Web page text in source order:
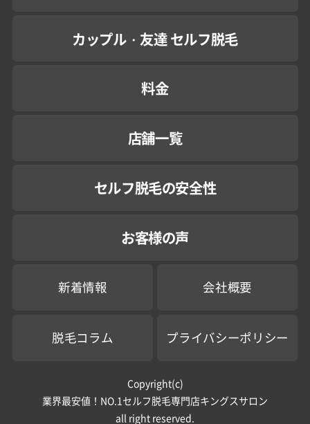
カップル・友達 セルフ脱毛
料金
店舗一覧
セルフ脱毛の安全性
お客様の声
新着情報 会社概要
脱毛コラム プライバシーポリシー
Copyright(c)
業界最安値！NO.1セルフ脱毛専門店キングスサロン
all right reserved.